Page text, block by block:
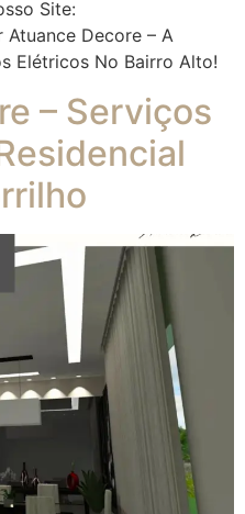
Site:
Decore – A
Elétricos No Bairro Alto!
– Serviços